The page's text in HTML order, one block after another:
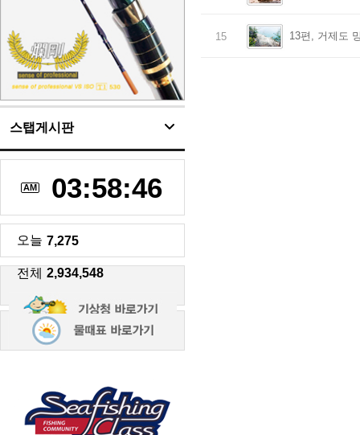
스탭게시판
AM 03:58:46
오늘 7,275
전체 2,934,548
15 13편, 거제도